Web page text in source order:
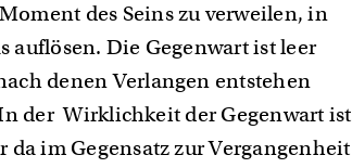
des Seins zu verweilen, in
auflösen. Die Gegenwart ist leer
denen Verlangen entstehen
der Wirklichkeit der Gegenwart ist
da im Gegensatz zur Vergangenheit